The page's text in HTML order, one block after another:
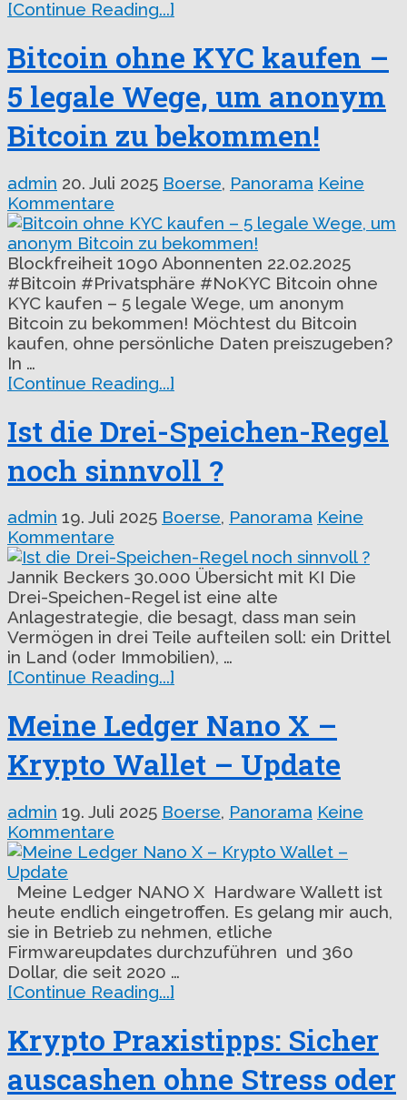
[Continue Reading...]
Bitcoin ohne KYC kaufen –
5 legale Wege, um anonym
Bitcoin zu bekommen!
admin 20. Juli 2025 Boerse, Panorama Keine
Kommentare
Blockfreiheit 1090 Abonnenten 22.02.2025
#Bitcoin #Privatsphäre #NoKYC Bitcoin ohne
KYC kaufen – 5 legale Wege, um anonym
Bitcoin zu bekommen! Möchtest du Bitcoin
kaufen, ohne persönliche Daten preiszugeben?
In …
[Continue Reading...]
Ist die Drei-Speichen-Regel
noch sinnvoll ?
admin 19. Juli 2025 Boerse, Panorama Keine
Kommentare
Jannik Beckers 30.000 Übersicht mit KI Die
Drei-Speichen-Regel ist eine alte
Anlagestrategie, die besagt, dass man sein
Vermögen in drei Teile aufteilen soll: ein Drittel
in Land (oder Immobilien), …
[Continue Reading...]
Meine Ledger Nano X –
Krypto Wallet – Update
admin 19. Juli 2025 Boerse, Panorama Keine
Kommentare
Meine Ledger NANO X Hardware Wallett ist
heute endlich eingetroffen. Es gelang mir auch,
sie in Betrieb zu nehmen, etliche
Firmwareupdates durchzuführen und 360
Dollar, die seit 2020 …
[Continue Reading...]
Krypto Praxistipps: Sicher
auscashen ohne Stress oder